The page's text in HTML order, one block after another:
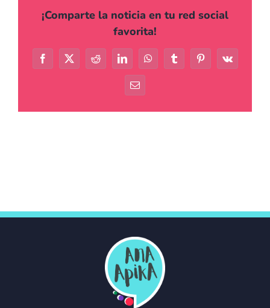
Contacto
¡Comparte la noticia en tu red social
favorita!
Facebook
X RedditLinkedInWhatsAppTumblrPinterest
Vk
Correo
electrónico